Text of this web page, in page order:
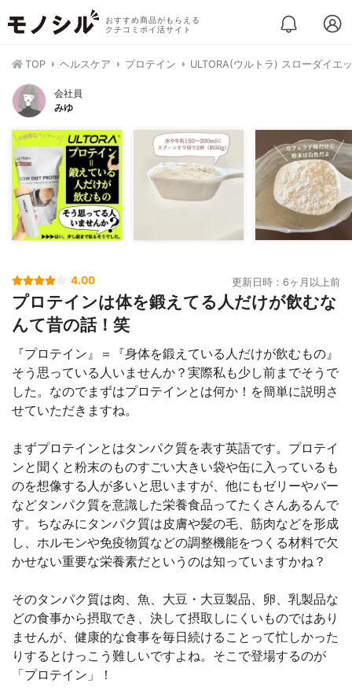
おすすめ商品がもらえる
クチコミポイ活サイト
TOP ヘルスケア プロテイン ULTORA(ウルトラ) スローダイエ
会社員
みゆ
4.00 更新日時：6ヶ月以上前
プロテインは体を鍛えてる人だけが飲むな
んて昔の話！笑
『プロテイン』＝『身体を鍛えている人だけが飲むもの』
そう思っている人いませんか？実際私も少し前までそうで
した。なのでまずはプロテインとは何か！を簡単に説明さ
せていただきますね。
まずプロテインとはタンパク質を表す英語です。プロテイ
ンと聞くと粉末のものすごい大きい袋や缶に入っているも
のを想像する人が多いと思いますが、他にもゼリーやバー
などタンパク質を意識した栄養食品ってたくさんあるんで
す。ちなみにタンパク質は皮膚や髪の毛、筋肉などを形成
し、ホルモンや免疫物質などの調整機能をつくる材料で欠
かせない重要な栄養素だというのは知っていますかね？
そのタンパク質は肉、魚、大豆・大豆製品、卵、乳製品な
どの食事から摂取でき、決して摂取しにくいものではあり
ませんが、健康的な食事を毎日続けることって忙しかった
りするとけっこう難しいですよね。そこで登場するのが
「プロテイン」！